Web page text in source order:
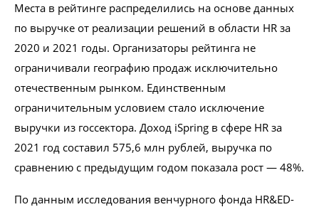
Проконсультироваться
Места в рейтинге распределились на основе данных
по выручке от реализации решений в области HR за
2020 и 2021 годы. Организаторы рейтинга не
ограничивали географию продаж исключительно
отечественным рынком. Единственным
ограничительным условием стало исключение
выручки из госсектора. Доход iSpring в сфере HR за
2021 год составил 575,6 млн рублей, выручка по
сравнению с предыдущим годом показала рост — 48%.
По данным исследования венчурного фонда HR&ED-